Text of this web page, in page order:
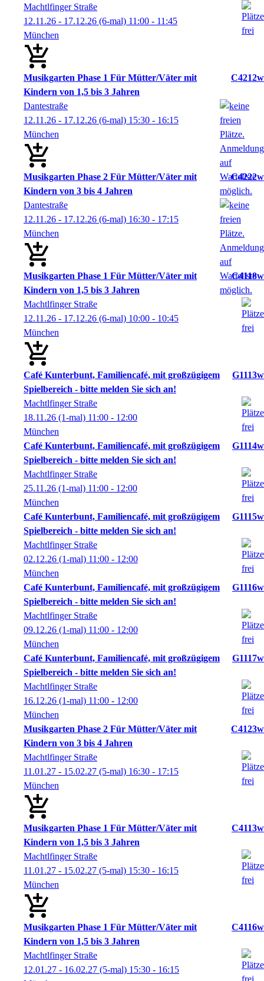
Machtlfinger Straße
12.11.26 - 17.12.26 (6-mal) 11:00 - 11:45
München
Musikgarten Phase 1 Für Mütter/Väter mit
Kindern von 1,5 bis 3 Jahren
C4212w
Dantestraße
12.11.26 - 17.12.26 (6-mal) 15:30 - 16:15
München
Musikgarten Phase 2 Für Mütter/Väter mit
Kindern von 3 bis 4 Jahren
C4222w
Dantestraße
12.11.26 - 17.12.26 (6-mal) 16:30 - 17:15
München
Musikgarten Phase 1 Für Mütter/Väter mit
Kindern von 1,5 bis 3 Jahren
C4118w
Machtlfinger Straße
12.11.26 - 17.12.26 (6-mal) 10:00 - 10:45
München
Café Kunterbunt, Familiencafé, mit großzügigem
Spielbereich - bitte melden Sie sich an!
G1113w
Machtlfinger Straße
18.11.26 (1-mal) 11:00 - 12:00
München
Café Kunterbunt, Familiencafé, mit großzügigem
Spielbereich - bitte melden Sie sich an!
G1114w
Machtlfinger Straße
25.11.26 (1-mal) 11:00 - 12:00
München
Café Kunterbunt, Familiencafé, mit großzügigem
Spielbereich - bitte melden Sie sich an!
G1115w
Machtlfinger Straße
02.12.26 (1-mal) 11:00 - 12:00
München
Café Kunterbunt, Familiencafé, mit großzügigem
Spielbereich - bitte melden Sie sich an!
G1116w
Machtlfinger Straße
09.12.26 (1-mal) 11:00 - 12:00
München
Café Kunterbunt, Familiencafé, mit großzügigem
Spielbereich - bitte melden Sie sich an!
G1117w
Machtlfinger Straße
16.12.26 (1-mal) 11:00 - 12:00
München
Musikgarten Phase 2 Für Mütter/Väter mit
Kindern von 3 bis 4 Jahren
C4123w
Machtlfinger Straße
11.01.27 - 15.02.27 (5-mal) 16:30 - 17:15
München
Musikgarten Phase 1 Für Mütter/Väter mit
Kindern von 1,5 bis 3 Jahren
C4113w
Machtlfinger Straße
11.01.27 - 15.02.27 (5-mal) 15:30 - 16:15
München
Musikgarten Phase 1 Für Mütter/Väter mit
Kindern von 1,5 bis 3 Jahren
C4116w
Machtlfinger Straße
12.01.27 - 16.02.27 (5-mal) 15:30 - 16:15